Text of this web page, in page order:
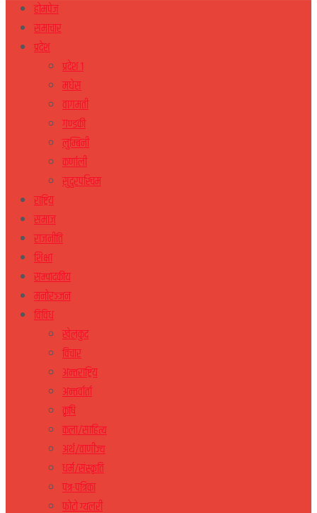
होमपेज
समाचार
प्रदेश
प्रदेश १
मधेस
वागमती
गण्डकी
लुम्बिनी
कर्णाली
सुदुरपस्चिम
राष्ट्रिय
समाज
राजनीति
शिक्षा
सम्पादकीय
मनोरञ्जन
विविध
खेलकुद
विचार
अन्तराष्ट्रिय
अन्तर्वार्ता
कृषि
कला/साहित्य
अर्थ/वाणीज्य
धर्म/संस्कृति
पत्र-पत्रिका
फोटो ग्यलरी